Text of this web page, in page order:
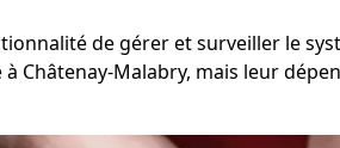
de gérer et surveiller le
Châtenay-Malabry, mais leur